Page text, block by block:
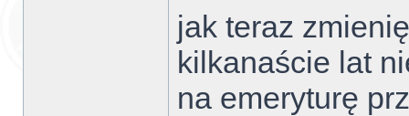
jak teraz
kilkanaście lat
na emeryturę